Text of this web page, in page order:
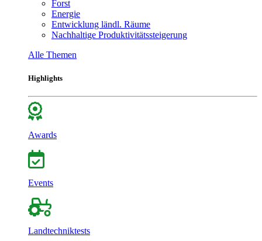
Forst
Energie
Entwicklung ländl. Räume
Nachhaltige Produktivitätssteigerung
Alle Themen
Highlights
Awards
Events
Landtechniktests